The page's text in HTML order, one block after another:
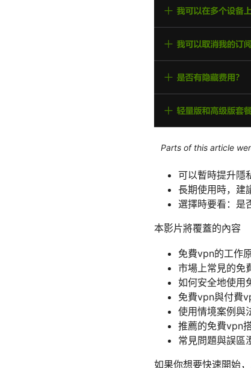
Parts of this article
可以暫時提升隱
長期使用時，建
選擇時要看：是
本影片將覆蓋的內容
免費vpn的工作
市場上常見的免
如何安全地使用
免費vpn與付費
使用情境案例與
推薦的免費vpn
常見問題與誤區
如果你想要快速開始